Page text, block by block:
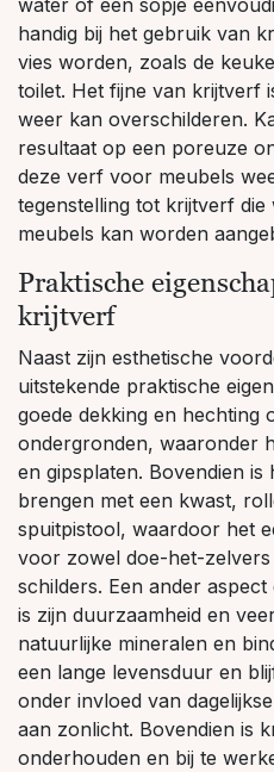
handig bij het gebruik van
vies worden, zoals de
toilet. Het fijne van krijtverf
weer kan overschilderen.
resultaat op een poreuze
deze verf voor meubels
tegenstelling tot krijtverf
meubels kan worden
Praktische
krijtverf
Naast zijn esthetische
uitstekende praktische
goede dekking en hechting
ondergronden, waaronder
en gipsplaten. Bovendien is
brengen met een kwast,
spuitpistool, waardoor het
voor zowel doe-het-
schilders. Een ander
is zijn duurzaamheid en
natuurlijke mineralen en
een lange levensduur en
onder invloed van
aan zonlicht. Bovendien is
onderhouden en bij te